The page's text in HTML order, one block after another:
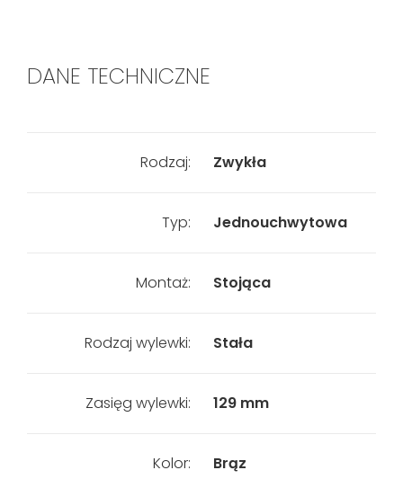
DANE TECHNICZNE
Rodzaj: Zwykła
Typ: Jednouchwytowa
Montaż: Stojąca
Rodzaj wylewki: Stała
Zasięg wylewki: 129 mm
Kolor: Brąz